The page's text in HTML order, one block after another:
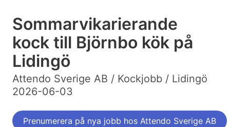
Sommarvikarierande
kock till Björnbo kök på
Lidingö
Attendo Sverige AB / Kockjobb / Lidingö
2026-06-03
Prenumerera på nya jobb hos Attendo Sverige AB